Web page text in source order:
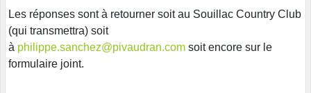
Les réponses sont à retourner soit au Souillac Country Club
(qui transmettra) soit
à philippe.sanchez@pivaudran.com soit encore sur le
formulaire joint.